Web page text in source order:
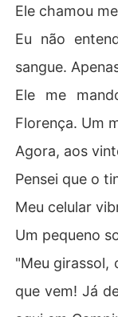
Ele chamou
Eu não
sangue.
Ele me
Florença. Um
Agora, aos
Pensei que o
Meu celular
Um pequeno
"Meu girassol,
que vem! Já